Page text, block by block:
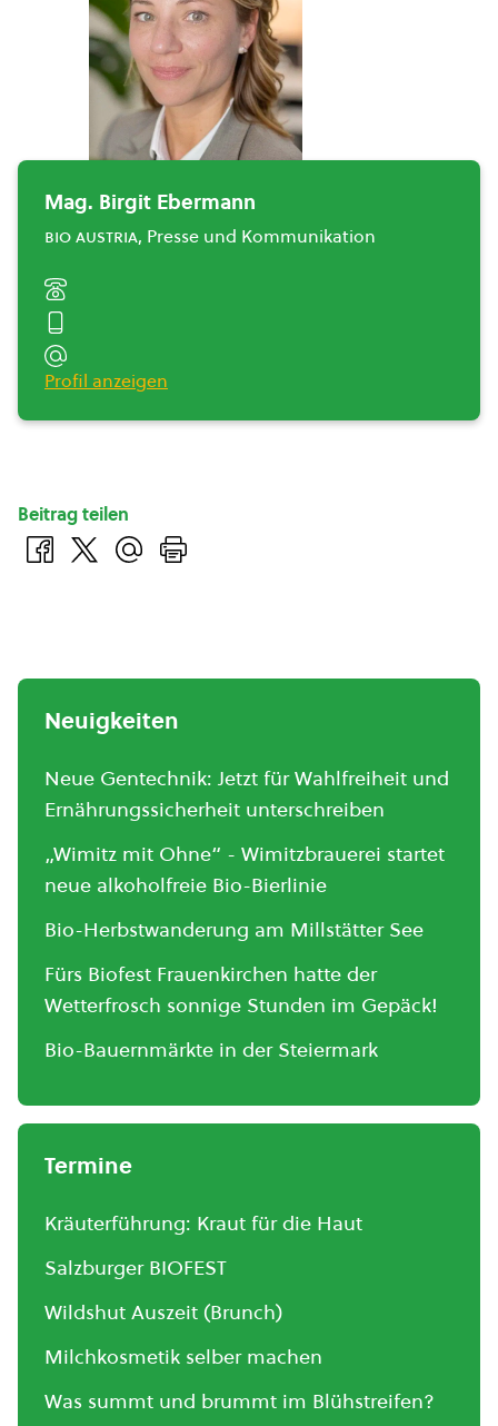
Mag. Birgit Ebermann
bio austria, Presse und Kommunikation
Profil anzeigen
Beitrag teilen
Neuigkeiten
Neue Gentechnik: Jetzt für Wahlfreiheit und
Ernährungssicherheit unterschreiben
„Wimitz mit Ohne“ - Wimitzbrauerei startet
neue alkoholfreie Bio-Bierlinie
Bio-Herbstwanderung am Millstätter See
Fürs Biofest Frauenkirchen hatte der
Wetterfrosch sonnige Stunden im Gepäck!
Bio-Bauernmärkte in der Steiermark
Termine
Kräuterführung: Kraut für die Haut
Salzburger BIOFEST
Wildshut Auszeit (Brunch)
Milchkosmetik selber machen
Was summt und brummt im Blühstreifen?